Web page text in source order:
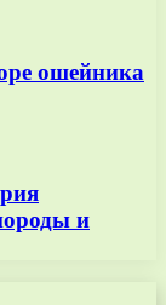
ошейника
и